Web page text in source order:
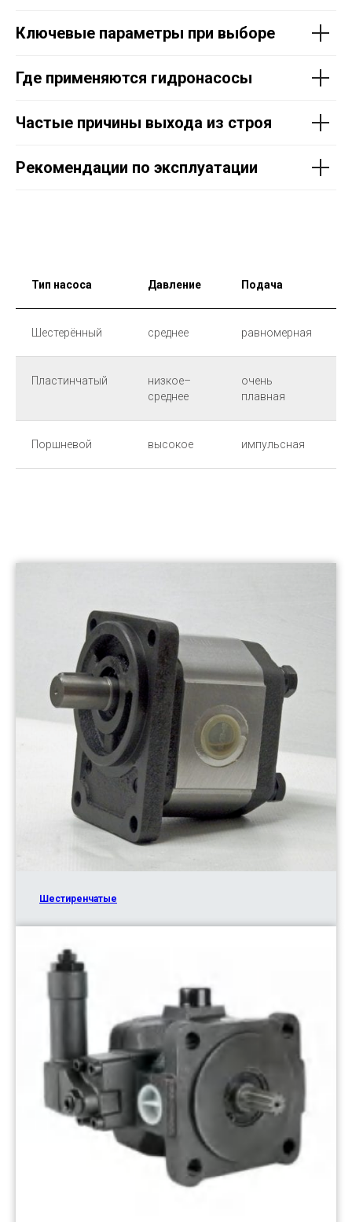
Ключевые параметры при выборе
Где применяются гидронасосы
Частые причины выхода из строя
Рекомендации по эксплуатации
Тип насоса Давление Подача
Шестерённый среднее равномерная
Пластинчатый
низкое–
среднее
очень
плавная
Поршневой высокое импульсная
Шестиренчатые